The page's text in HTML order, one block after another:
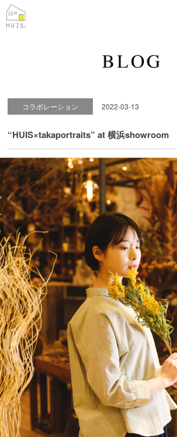
コラボレーション 2022-03-13
“HUIS×takaportraits” at 横浜showroom